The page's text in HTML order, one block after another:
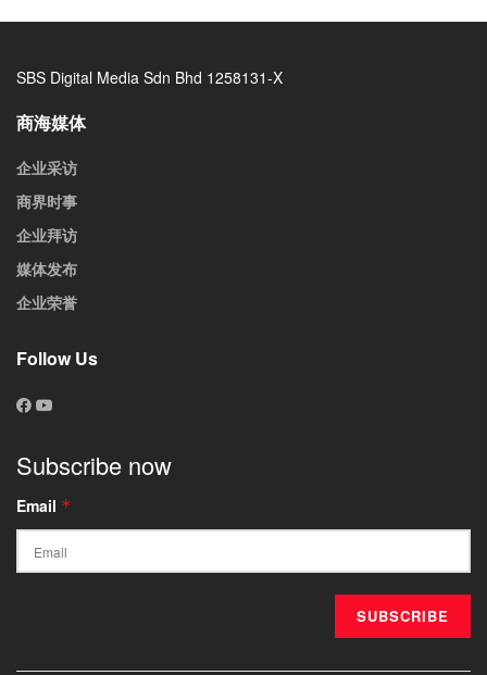
SBS Digital Media Sdn Bhd 1258131-X
商海媒体
企业采访
商界时事
企业拜访
媒体发布
企业荣誉
Follow Us
Subscribe now
Email *